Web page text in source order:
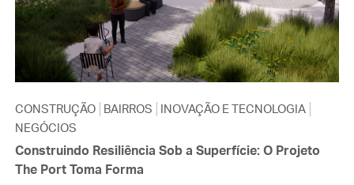
CONSTRUÇÃO BAIRROS
INOVAÇÃO E TECNOLOGIA
NEGÓCIOS
Construindo Resiliência Sob a Superfície: O Projeto
The Port Toma Forma